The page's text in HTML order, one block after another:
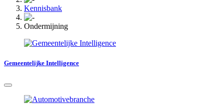
Kennisbank
Ondermijning
Gemeentelijke Intelligence